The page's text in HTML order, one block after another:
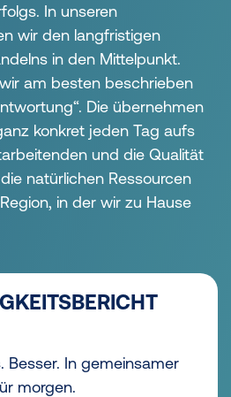
In unseren
wir den langfristigen
in den Mittelpunkt.
am besten beschrieben
Die übernehmen
konkret jeden Tag aufs
und die Qualität
natürlichen Ressourcen
in der wir zu Hause
Besser. In gemeinsamer
morgen.